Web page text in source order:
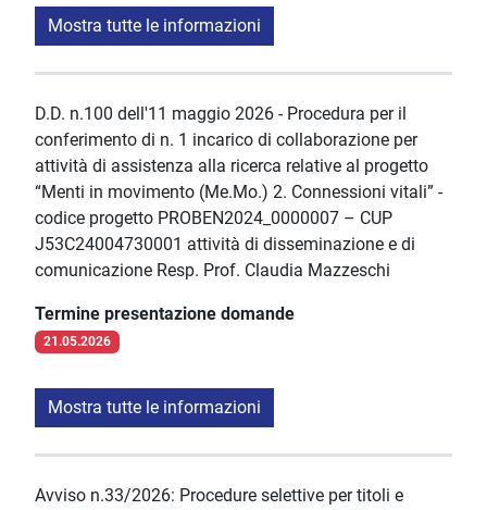
Mostra tutte le informazioni
D.D. n.100 dell'11 maggio 2026 - Procedura per il
conferimento di n. 1 incarico di collaborazione per
attività di assistenza alla ricerca relative al progetto
“Menti in movimento (Me.Mo.) 2. Connessioni vitali” -
codice progetto PROBEN2024_0000007 – CUP
J53C24004730001 attività di disseminazione e di
comunicazione Resp. Prof. Claudia Mazzeschi
Termine presentazione domande
21.05.2026
Mostra tutte le informazioni
Avviso n.33/2026: Procedure selettive per titoli e